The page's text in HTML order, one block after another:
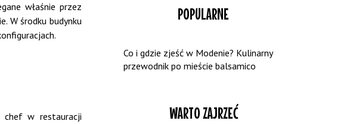
właśnie przez
W środku budynku
chef w restauracji
POPULARNE
Co i gdzie zjeść w Modenie? Kulinarny
przewodnik po mieście balsamico
WARTO ZAJRZEĆ